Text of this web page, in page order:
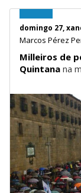
domingo 27,
Marcos Pérez
Milleiros de
Quintana na